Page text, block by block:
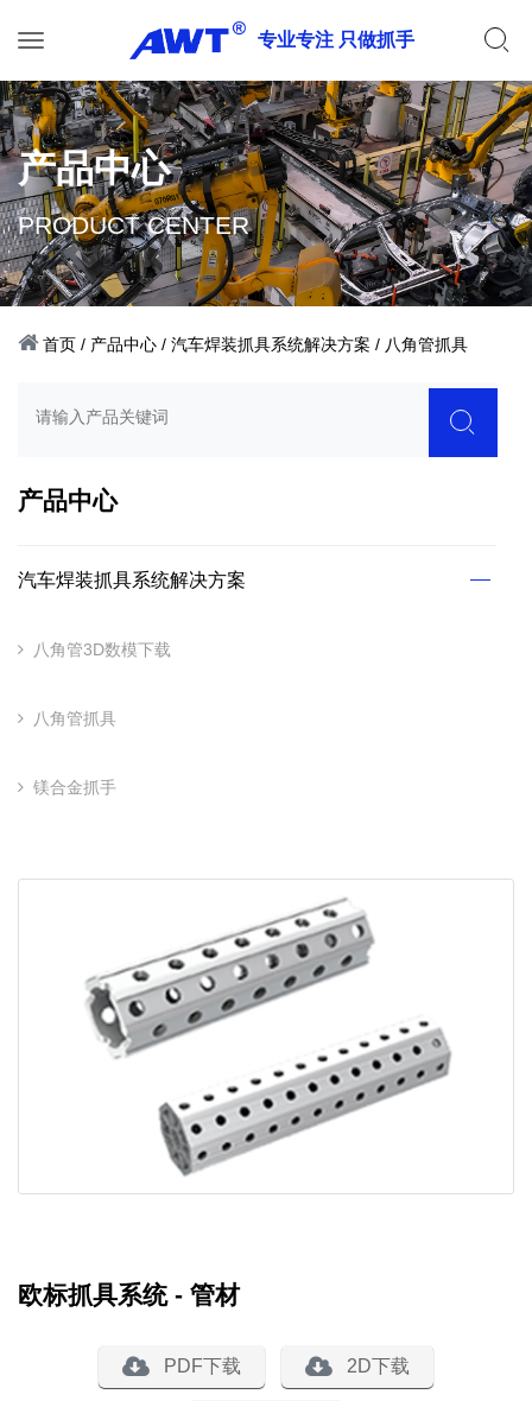
专业专注 只做抓手
产品中心
PRODUCT CENTER
首页 / 产品中心 / 汽车焊装抓具系统解决方案 / 八角管抓具
产品中心
汽车焊装抓具系统解决方案
八角管3D数模下载
八角管抓具
镁合金抓手
欧标抓具系统 - 管材
PDF下载 2D下载